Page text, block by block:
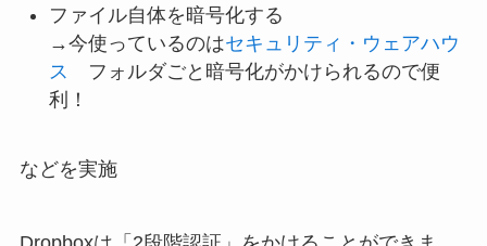
ファイル自体を暗号化する
→今使っているのはセキュリティ・ウェアハウ
ス
フォルダごと暗号化がかけられるので便
利！
などを実施